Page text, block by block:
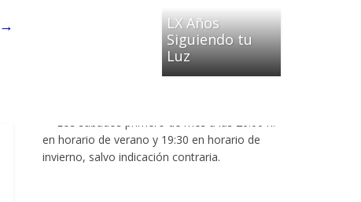
→
LX Años
Siguiendo tu
Luz
MISA DE HERMANDAD
invierno, salvo indicación contraria.